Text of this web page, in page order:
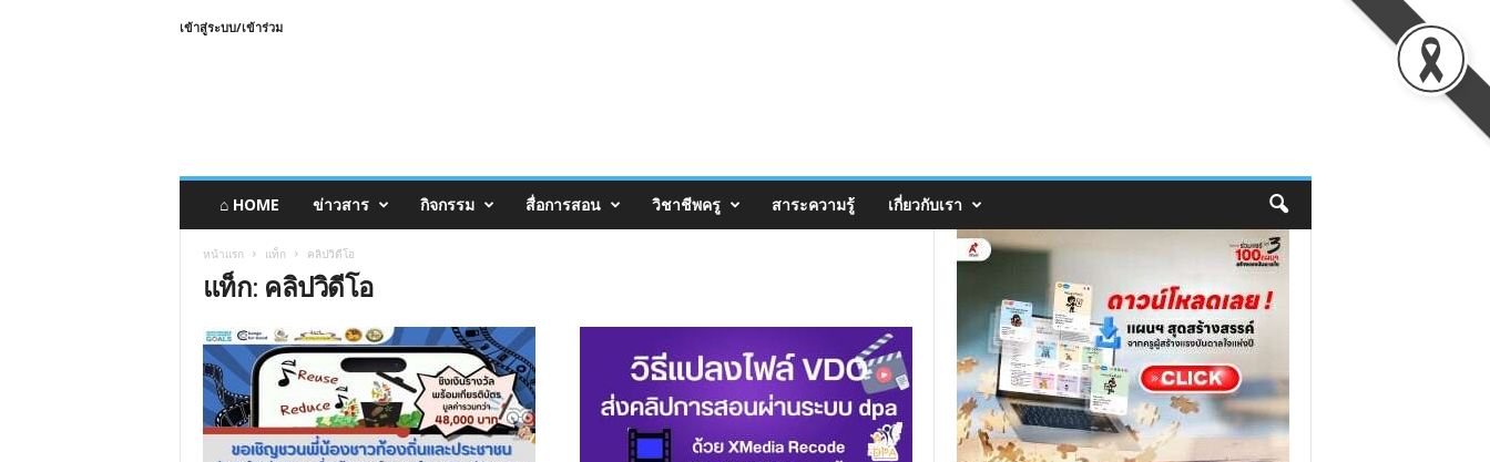
เข้าสู่ระบบ/เข้าร่วม
⌂ HOME ข่าวสาร กิจกรรม สื่อการสอน วิชาชีพครู สาระความรู้ เกี่ยวกับเรา
หน้าแรก แท็ก คลิปวิดีโอ
แท็ก: คลิปวิดีโอ